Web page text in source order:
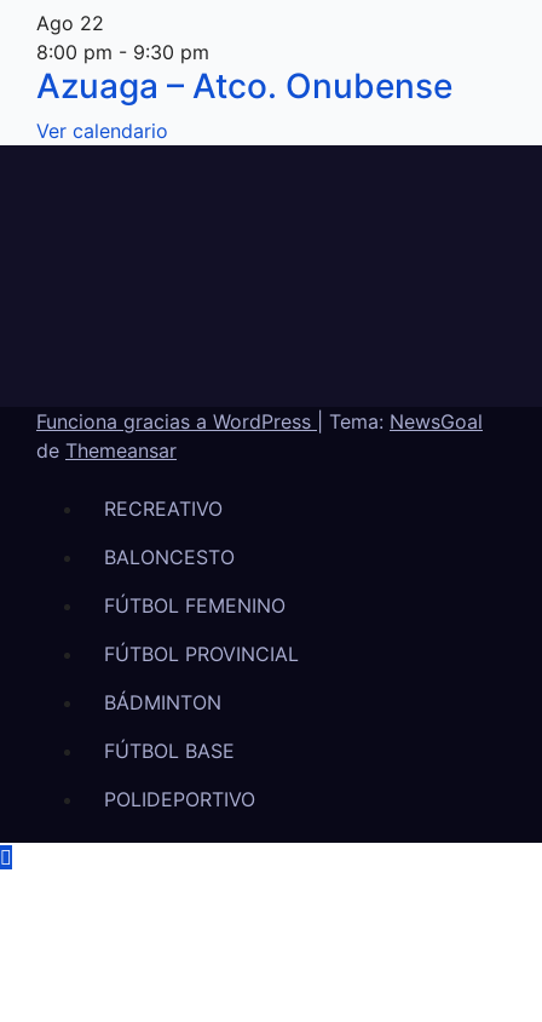
Ago 22
8:00 pm - 9:30 pm
Azuaga – Atco. Onubense
Ver calendario
Funciona gracias a WordPress Tema: NewsGoal
de Themeansar
RECREATIVO
BALONCESTO
FÚTBOL FEMENINO
FÚTBOL PROVINCIAL
BÁDMINTON
FÚTBOL BASE
POLIDEPORTIVO